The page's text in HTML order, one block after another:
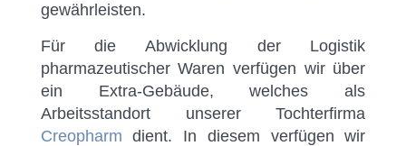
gewährleisten.
Für die Abwicklung der Logistik
pharmazeutischer Waren verfügen wir über
ein Extra-Gebäude, welches als
Arbeitsstandort unserer Tochterfirma
Creopharm dient. In diesem verfügen wir